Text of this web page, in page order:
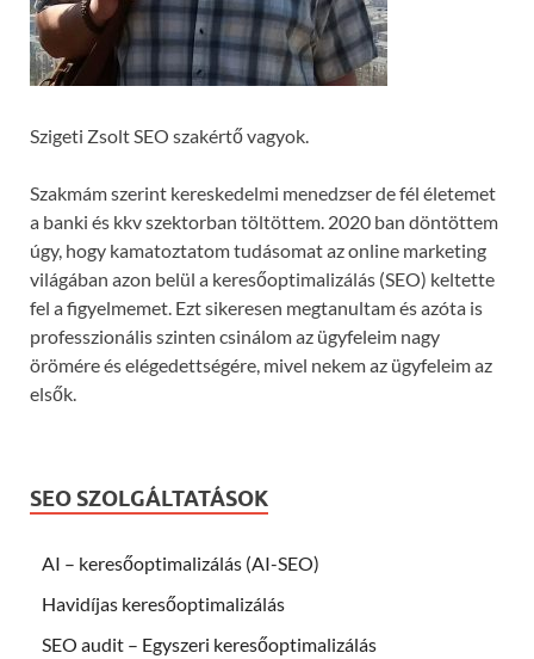
Szigeti Zsolt SEO szakértő vagyok.
Szakmám szerint kereskedelmi menedzser de fél életemet
a banki és kkv szektorban töltöttem. 2020 ban döntöttem
úgy, hogy kamatoztatom tudásomat az online marketing
világában azon belül a keresőoptimalizálás (SEO) keltette
fel a figyelmemet. Ezt sikeresen megtanultam és azóta is
professzionális szinten csinálom az ügyfeleim nagy
örömére és elégedettségére, mivel nekem az ügyfeleim az
elsők.
SEO SZOLGÁLTATÁSOK
AI – keresőoptimalizálás (AI-SEO)
Havidíjas keresőoptimalizálás
SEO audit – Egyszeri keresőoptimalizálás